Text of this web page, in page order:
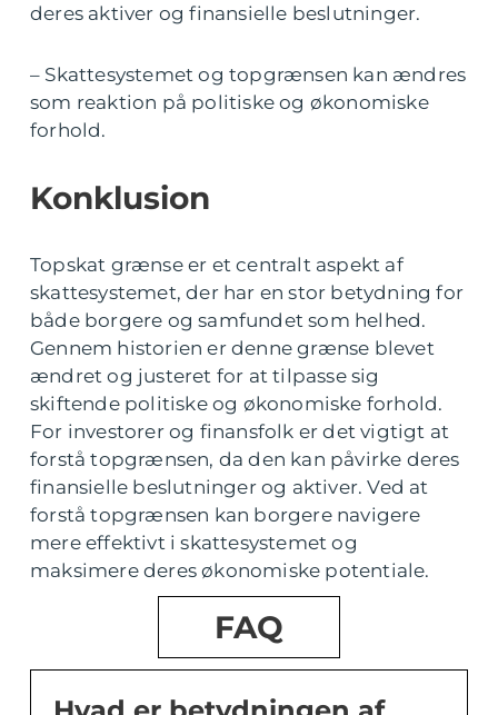
deres aktiver og finansielle beslutninger.
– Skattesystemet og topgrænsen kan ændres
som reaktion på politiske og økonomiske
forhold.
Konklusion
Topskat grænse er et centralt aspekt af
skattesystemet, der har en stor betydning for
både borgere og samfundet som helhed.
Gennem historien er denne grænse blevet
ændret og justeret for at tilpasse sig
skiftende politiske og økonomiske forhold.
For investorer og finansfolk er det vigtigt at
forstå topgrænsen, da den kan påvirke deres
finansielle beslutninger og aktiver. Ved at
forstå topgrænsen kan borgere navigere
mere effektivt i skattesystemet og
maksimere deres økonomiske potentiale.
FAQ